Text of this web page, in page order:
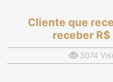
Cliente que
receber
3074